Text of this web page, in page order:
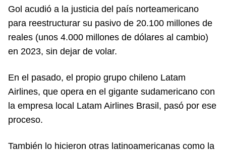
Gol acudió a la justicia del país norteamericano
para reestructurar su pasivo de 20.100 millones de
reales (unos 4.000 millones de dólares al cambio)
en 2023, sin dejar de volar.
En el pasado, el propio grupo chileno Latam
Airlines, que opera en el gigante sudamericano con
la empresa local Latam Airlines Brasil, pasó por ese
proceso.
También lo hicieron otras latinoamericanas como la